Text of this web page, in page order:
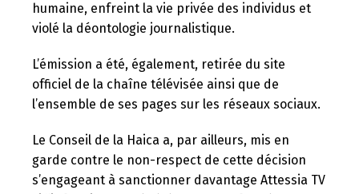
humaine, enfreint la vie privée des individus et
violé la déontologie journalistique.
L’émission a été, également, retirée du site
officiel de la chaîne télévisée ainsi que de
l’ensemble de ses pages sur les réseaux sociaux.
Le Conseil de la Haica a, par ailleurs, mis en
garde contre le non-respect de cette décision
s’engageant à sanctionner davantage Attessia TV